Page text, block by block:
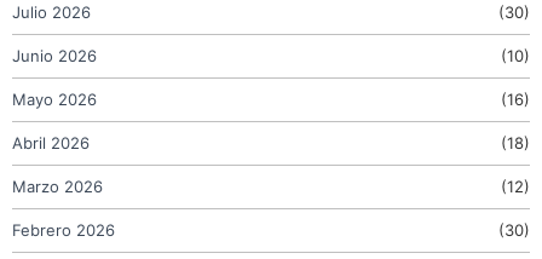
Julio 2026 (30)
Junio 2026 (10)
Mayo 2026 (16)
Abril 2026 (18)
Marzo 2026 (12)
Febrero 2026 (30)